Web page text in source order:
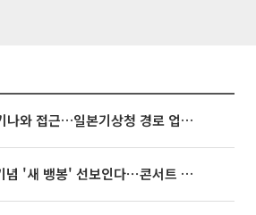
태풍 '돌핀' 오키나와 접근…일본기상청 경로 업데이트
빅뱅, 20주년 기념 '새 뱅봉' 선보인다⋯콘서트 앞두고 팝업 개최